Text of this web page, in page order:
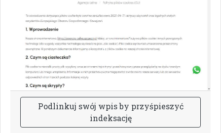
Podlinkuj swój wpisby przyśpieszyć
indeksację